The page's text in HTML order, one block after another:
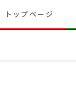
トップページ